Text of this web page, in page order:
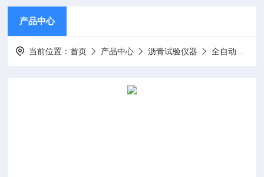
产品中心
当前位置：首页 产品中心 沥青试验仪器 全自动抽提仪